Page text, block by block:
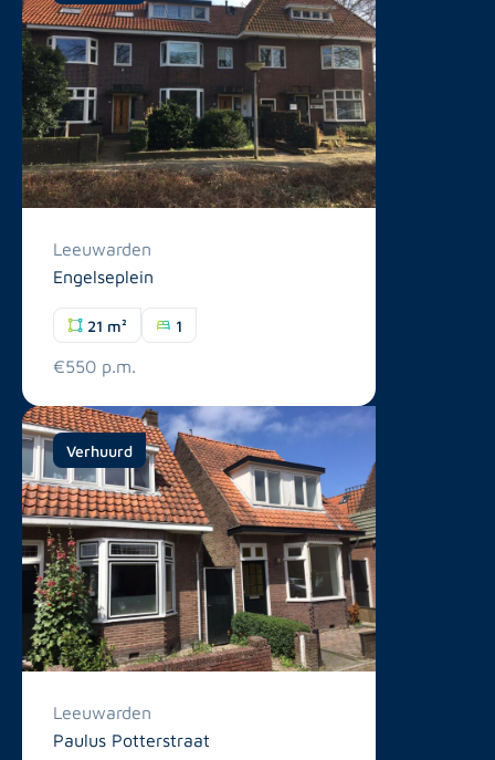
Leeuwarden
Engelseplein
21 m² 1
€550 p.m.
Verhuurd
Leeuwarden
Paulus Potterstraat